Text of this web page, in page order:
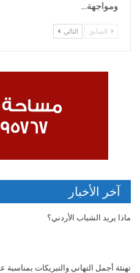
ومواجهة…
السابق التالي
آخر الأخبار
ماذا يريد الشباب الأردني؟
تهنئة أجمل التهاني والتبريكات